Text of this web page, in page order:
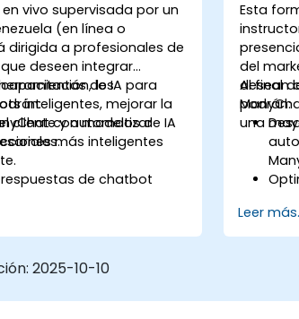
vivo supervisada por un
(en línea o
dirigida a profesionales de
deseen integrar
de IA para
inteligentes, mejorar la
cliente y automatizar
los
con modelos de IA
más inteligentes
respuestas de chatbot
(NLP) utilizando
y marketing
Esta
del
desean
una
Al final
podrán:
Leer
2025-10-10